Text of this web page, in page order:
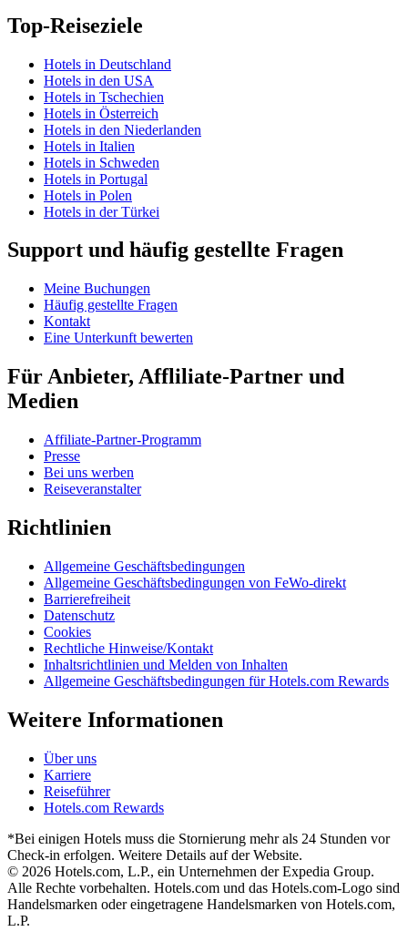
Top-Reiseziele
Hotels in Deutschland
Hotels in den USA
Hotels in Tschechien
Hotels in Österreich
Hotels in den Niederlanden
Hotels in Italien
Hotels in Schweden
Hotels in Portugal
Hotels in Polen
Hotels in der Türkei
Support und häufig gestellte Fragen
Meine Buchungen
Häufig gestellte Fragen
Kontakt
Eine Unterkunft bewerten
Für Anbieter, Affliliate-Partner und
Medien
Affiliate-Partner-Programm
Presse
Bei uns werben
Reiseveranstalter
Richtlinien
Allgemeine Geschäftsbedingungen
Allgemeine Geschäftsbedingungen von FeWo-direkt
Barrierefreiheit
Datenschutz
Cookies
Rechtliche Hinweise/Kontakt
Inhaltsrichtlinien und Melden von Inhalten
Allgemeine Geschäftsbedingungen für Hotels.com Rewards
Weitere Informationen
Über uns
Karriere
Reiseführer
Hotels.com Rewards
*Bei einigen Hotels muss die Stornierung mehr als 24 Stunden vor
Check-in erfolgen. Weitere Details auf der Website.
© 2026 Hotels.com, L.P., ein Unternehmen der Expedia Group.
Alle Rechte vorbehalten. Hotels.com und das Hotels.com-Logo sind
Handelsmarken oder eingetragene Handelsmarken von Hotels.com,
L.P.